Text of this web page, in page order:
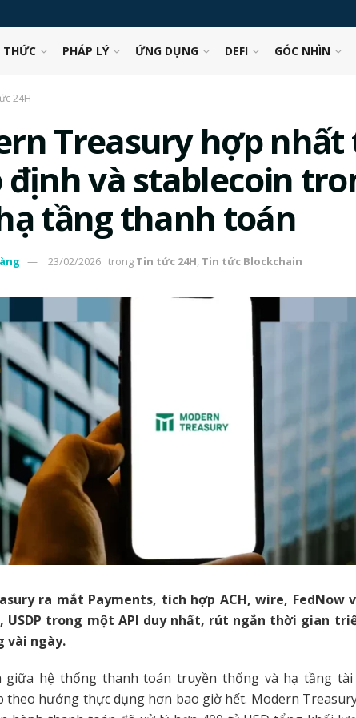
THỨC PHÁP LÝ ỨNG DỤNG DEFI GÓC NHÌN
24H
Treasury hợp nhất
định và stablecoin
tầng thanh toán
23/02/2026 trong Tin tức 24H, Tin tức Blockchain
ra mắt Payments, tích hợp ACH, wire, FedNow
USDP trong một API duy nhất, rút ngắn thời gian
vài ngày.
giữa hệ thống thanh toán truyền thống và hạ tầng
theo hướng thực dụng hơn bao giờ hết. Modern